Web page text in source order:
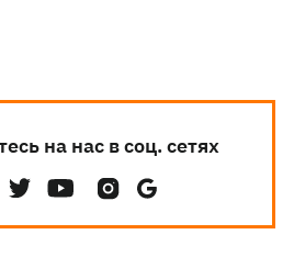
на нас в соц. сетях